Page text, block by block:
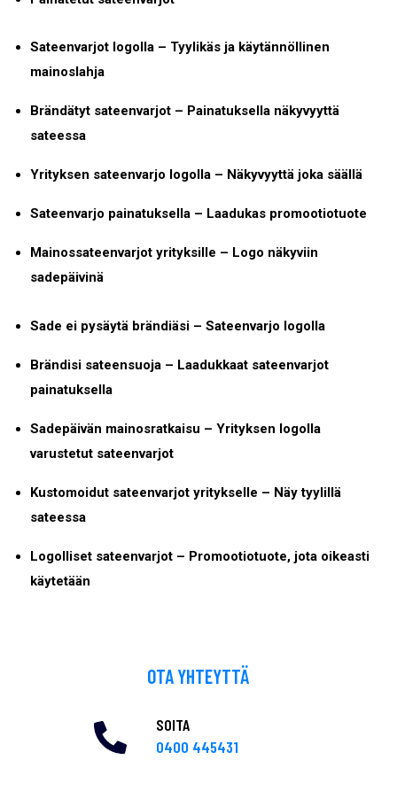
Sateenvarjot logolla – Tyylikäs ja käytännöllinen
mainoslahja
Brändätyt sateenvarjot – Painatuksella näkyvyyttä
sateessa
Yrityksen sateenvarjo logolla – Näkyvyyttä joka säällä
Sateenvarjo painatuksella – Laadukas promootiotuote
Mainossateenvarjot yrityksille – Logo näkyviin
sadepäivinä
Sade ei pysäytä brändiäsi – Sateenvarjo logolla
Brändisi sateensuoja – Laadukkaat sateenvarjot
painatuksella
Sadepäivän mainosratkaisu – Yrityksen logolla
varustetut sateenvarjot
Kustomoidut sateenvarjot yritykselle – Näy tyylillä
sateessa
Logolliset sateenvarjot – Promootiotuote, jota oikeasti
käytetään
OTA YHTEYTTÄ
SOITA
0400 445431